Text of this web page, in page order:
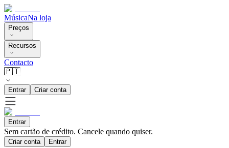
MúsicaNa loja
Preços
Recursos
Contacto
🇵🇹
Entrar Criar conta
Entrar
Sem cartão de crédito. Cancele quando quiser.
Criar conta Entrar